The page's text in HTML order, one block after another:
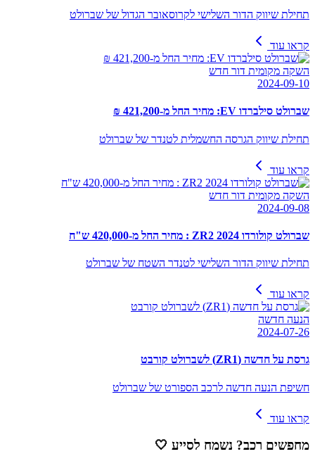
תחילת שיווק הדור השלישי לקרוסאובר הגדול של שברולט
קראו עוד
השקה מקומית דור חדש
2024-09-10
שברולט סילברדו EV: מחיר החל מ-421,200 ₪
תחילת שיווק הגרסה החשמלית לטנדר של שברולט
קראו עוד
השקה מקומית דור חדש
2024-09-08
שברולט קולורדו ZR2 2024 : מחיר החל מ-420,000 ש"ח
תחילת שיווק הדור השלישי לטנדר השטח של שברולט
קראו עוד
הנעה חדשה
2024-07-26
גרסת על חדשה (ZR1) לשברולט קורבט
חשיפת הנעה חדשה לרכב הספורט של שברולט
קראו עוד
מחפשים רכב? נשמח לסייע 🤍